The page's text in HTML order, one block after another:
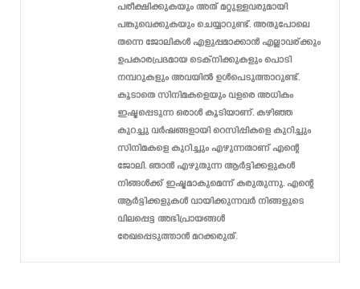
പരീക്ഷിക്കുകയും അത് മറ്റുള്ളവരുമായി
പങ്കുവെക്കുകയും ചെയ്യാറുണ്ട്. അതുപോലെ
തന്നെ ജോലികൾ എളുപ്പമാക്കാൻ എല്ലാവര്ക്കും
ഉപകാരപ്രദമായ ടെക്‌നിക്കുകളും പൊടി
നമ്പറുകളും അവയിൽ ഉൾപെടുത്താറുണ്ട്.
കൂടാതെ സിനിമകളെയും വളരെ അധികം
ഇഷ്ടപ്പെടുന്ന ഒരാൾ കൂടിയാണ്. കഴിഞ്ഞ
കുറച്ചു വർഷങ്ങളായി റെസിപ്പികളെ കുറിച്ചും
സിനിമകളെ കുറിച്ചും എഴുന്നതാണ് എന്റെ
ജോലി. ഞാൻ എഴുതുന്ന ആർട്ടിക്കളുകൾ
നിങ്ങൾക്ക് ഇഷ്ടമാകുമെന്ന് കരുതുന്നു. എന്റെ
ആർട്ടിക്കളുകൾ വായിക്കുന്നവർ നിങ്ങളുടെ
വിലപ്പെട്ട അഭിപ്രായങ്ങൾ
രേഖപ്പെടുത്താൻ മറക്കരുത്.